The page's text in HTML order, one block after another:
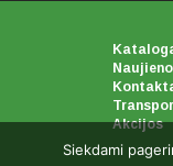
Akcijos
Siekdami